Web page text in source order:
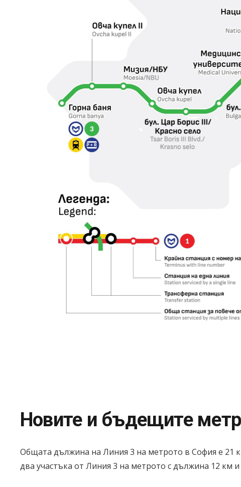
Новите и бъдещите
Общата дължина на Линия 3 на метрото в София е 21
два участъка от Линия 3 на метрото с дължина 12 км